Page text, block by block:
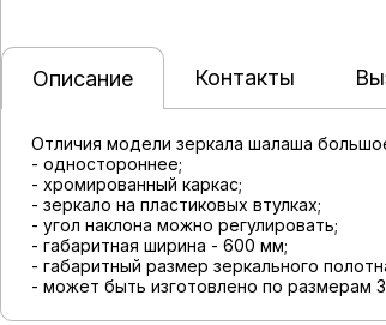
Описание Контакты
Отличия модели зеркала шалаша
- одностороннее;
- хромированный каркас;
- зеркало на пластиковых втулках;
- угол наклона можно регулировать;
- габаритная ширина - 600 мм;
- габаритный размер зеркального
- может быть изготовлено по размерам